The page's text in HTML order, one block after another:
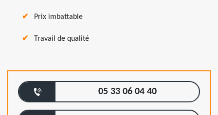
Prix imbattable
Travail de qualité
05 33 06 04 40